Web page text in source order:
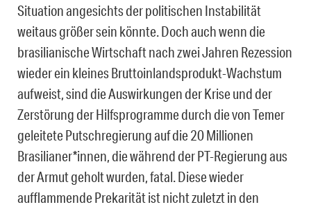
Situation angesichts der politischen Instabilität
weitaus größer sein könnte. Doch auch wenn die
brasilianische Wirtschaft nach zwei Jahren Rezession
wieder ein kleines Bruttoinlandsprodukt-Wachstum
aufweist, sind die Auswirkungen der Krise und der
Zerstörung der Hilfsprogramme durch die von Temer
geleitete Putschregierung auf die 20 Millionen
Brasilianer*innen, die während der PT-Regierung aus
der Armut geholt wurden, fatal. Diese wieder
aufflammende Prekarität ist nicht zuletzt in den